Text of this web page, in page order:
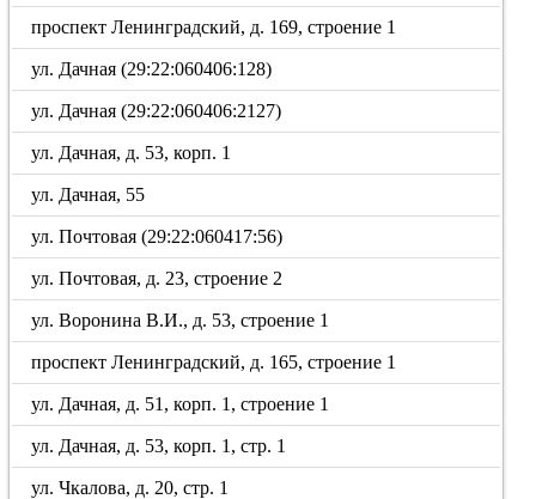
проспект Ленинградский, д. 169, строение 1
ул. Дачная (29:22:060406:128)
ул. Дачная (29:22:060406:2127)
ул. Дачная, д. 53, корп. 1
ул. Дачная, 55
ул. Почтовая (29:22:060417:56)
ул. Почтовая, д. 23, строение 2
ул. Воронина В.И., д. 53, строение 1
проспект Ленинградский, д. 165, строение 1
ул. Дачная, д. 51, корп. 1, строение 1
ул. Дачная, д. 53, корп. 1, стр. 1
ул. Чкалова, д. 20, стр. 1